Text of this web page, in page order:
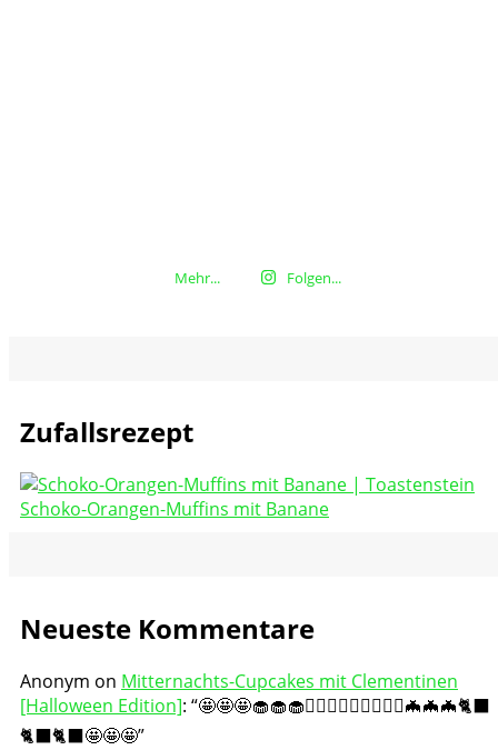
Mehr... Folgen...
Zufallsrezept
Schoko-Orangen-Muffins mit Banane
Neueste Kommentare
Anonym on Mitternachts-Cupcakes mit Clementinen
[Halloween Edition]: “🤩🤩🤩🧁🧁🧁🧛🏻‍♀️🧛🏻‍♀️🧛🏻‍♀️🦇🦇🦇🐈‍⬛
🐈‍⬛🐈‍⬛🤩🤩🤩”